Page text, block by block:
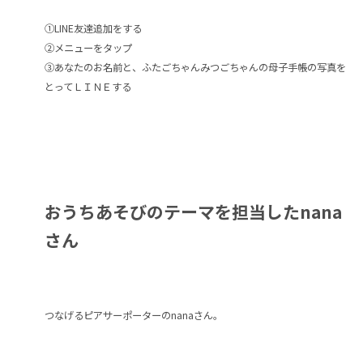
①LINE友達追加をする
②メニューをタップ
③あなたのお名前と、ふたごちゃんみつごちゃんの母子手帳の写真を
とってＬＩＮＥする
おうちあそびのテーマを担当したnana
さん
つなげるピアサーポーターのnanaさん。